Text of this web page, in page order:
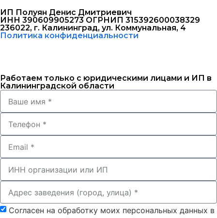
ИП Полуян Денис Дмитриевич
ИНН 390609905273 ОГРНИП 315392600038329
236022, г. Калининград, ул. Коммунальная, 4
Политика конфиденциальности
Работаем только с юридическими лицами и ИП в
Калининградской области
Согласен на обработку моих персональных данных в